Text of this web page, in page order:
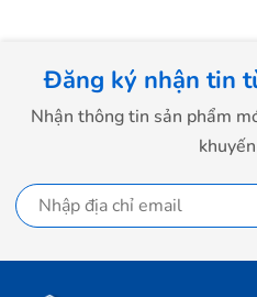
Đăng ký nhận tin
Nhận thông tin sản phẩm